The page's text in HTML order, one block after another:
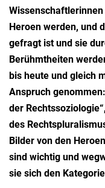
Heroen werden, und
gefragt ist und sie
Berühmtheiten
bis heute und gleich
Anspruch
der
des
Bilder von den
sind wichtig und
sie sich den